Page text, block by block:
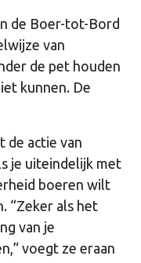
de Boer-tot-Bord
van
de pet houden
kunnen. De
de actie van
je uiteindelijk met
boeren wilt
“Zeker als het
van je
voegt ze eraan